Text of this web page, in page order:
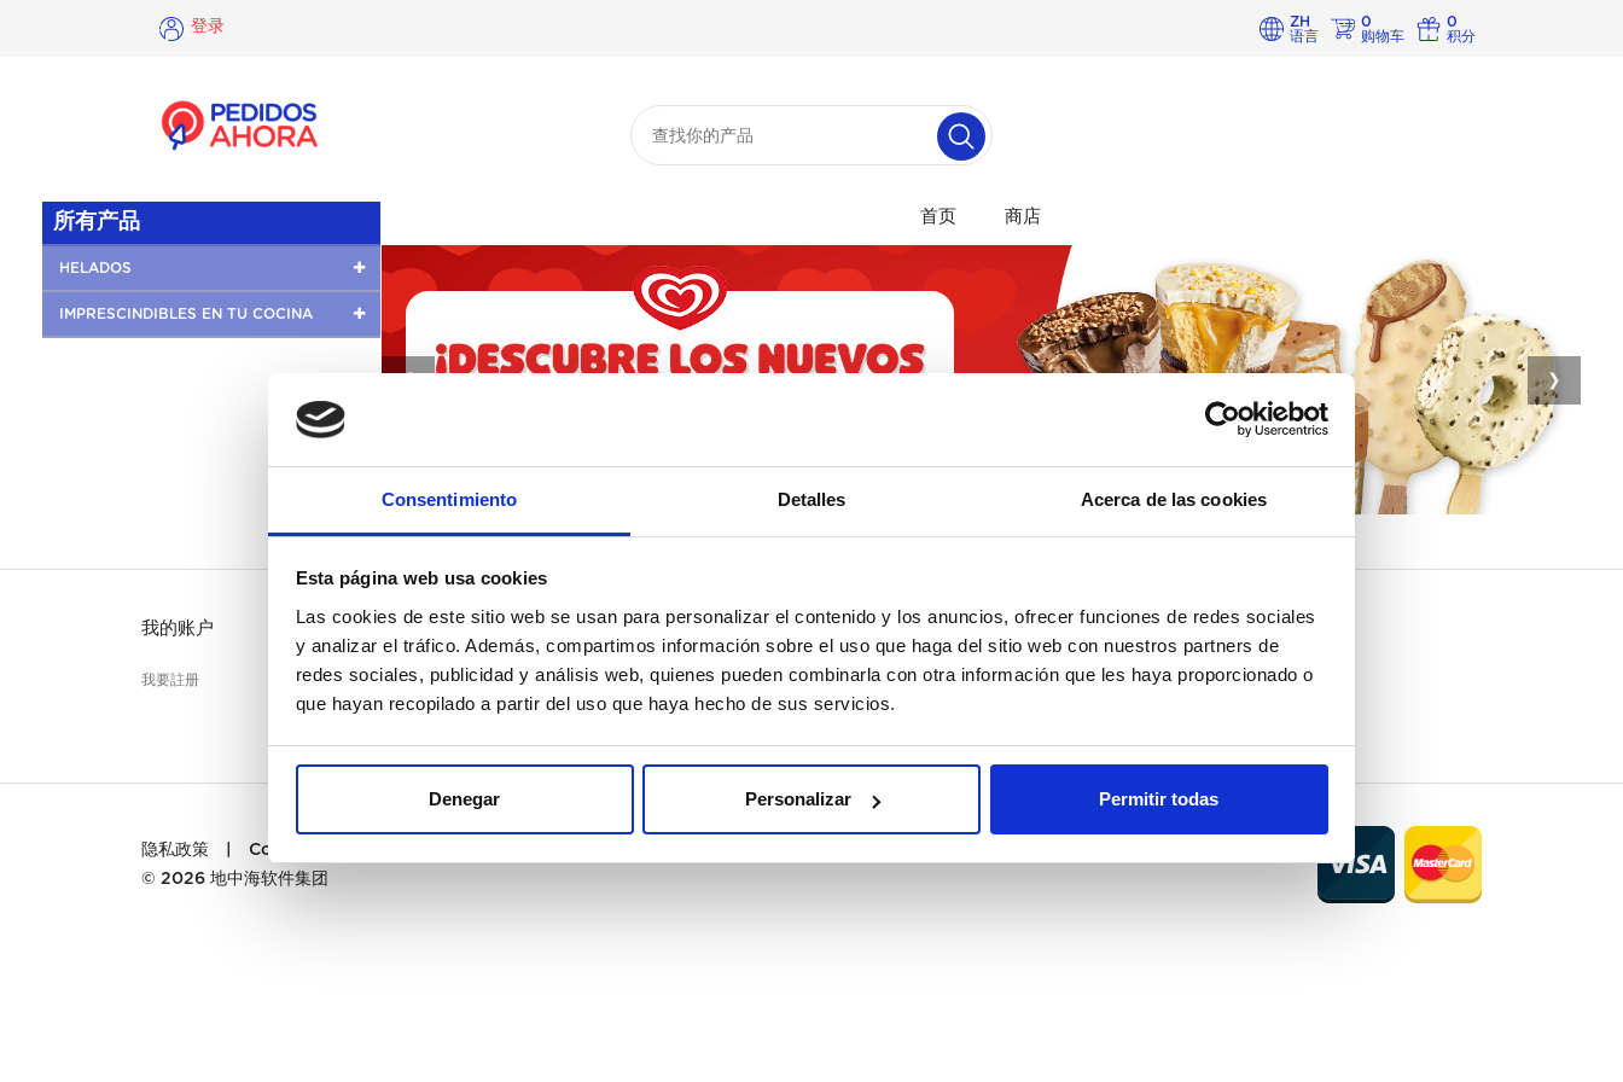
Consentimiento Detalles Acerca de las cookies
Esta página web usa cookies
Las cookies de este sitio web se usan para personalizar el contenido y los anuncios, ofrecer funciones de redes sociales
y analizar el tráfico. Además, compartimos información sobre el uso que haga del sitio web con nuestros partners de
redes sociales, publicidad y análisis web, quienes pueden combinarla con otra información que les haya proporcionado o
que hayan recopilado a partir del uso que haya hecho de sus servicios.
Denegar Personalizar Permitir todas
登录
ZH
语言
0
购物车
0
积分
所有产品
HELADOS
IMPRESCINDIBLES EN TU COCINA
首页 商店
❯
没有这一类的产品
我的账户
我要註册
客户服务
联系
隐私政策 Cookies
© 2026 地中海软件集团